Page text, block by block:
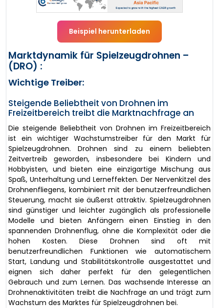
Beispiel herunterladen
Marktdynamik für Spielzeugdrohnen –
(DRO) :
Wichtige Treiber:
Steigende Beliebtheit von Drohnen im
Freizeitbereich treibt die Marktnachfrage an
Die steigende Beliebtheit von Drohnen im Freizeitbereich
ist ein wichtiger Wachstumstreiber für den Markt für
Spielzeugdrohnen. Drohnen sind zu einem beliebten
Zeitvertreib geworden, insbesondere bei Kindern und
Hobbyisten, und bieten eine einzigartige Mischung aus
Spaß, Unterhaltung und Lerneffekten. Der Nervenkitzel des
Drohnenfliegens, kombiniert mit der benutzerfreundlichen
Steuerung, macht sie äußerst attraktiv. Spielzeugdrohnen
sind günstiger und leichter zugänglich als professionelle
Modelle und bieten Anfängern einen Einstieg in den
spannenden Drohnenflug, ohne die Komplexität oder die
hohen Kosten. Diese Drohnen sind oft mit
benutzerfreundlichen Funktionen wie automatischem
Start, Landung und Stabilitätskontrolle ausgestattet und
eignen sich daher perfekt für den gelegentlichen
Gebrauch und zum Lernen. Das wachsende Interesse an
Drohnenaktivitäten treibt die Nachfrage an und trägt zum
Wachstum des Marktes für Spielzeugdrohnen bei.